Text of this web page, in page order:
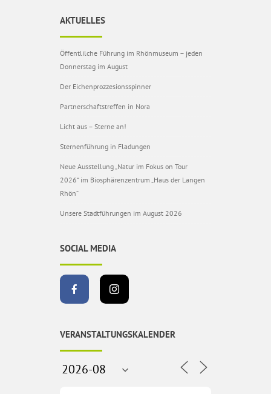
AKTUELLES
Öffentlilche Führung im Rhönmuseum – jeden
Donnerstag im August
Der Eichenprozzesionsspinner
Partnerschaftstreffen in Nora
Licht aus – Sterne an!
Sternenführung in Fladungen
Neue Ausstellung „Natur im Fokus on Tour
2026“ im Biosphärenzentrum „Haus der Langen
Rhön“
Unsere Stadtführungen im August 2026
SOCIAL MEDIA
VERANSTALTUNGSKALENDER